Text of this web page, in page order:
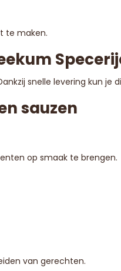
te maken.
snelle levering kun
sauzen
op smaak te brengen.
van gerechten.